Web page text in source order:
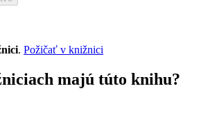
. Požičať v knižnici
majú túto knihu?